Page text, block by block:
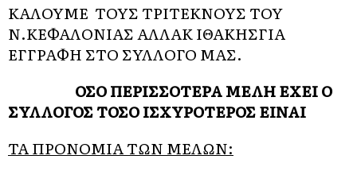
ΚΑΛΟΥΜΕ ΤΟΥΣ ΤΡΙΤΕΚΝΟΥΣ ΤΟΥ
Ν.ΚΕΦΑΛΟΝΙΑΣ ΑΛΛΑΚ ΙΘΑΚΗΣΓΙΑ
ΕΓΓΡΑΦΗ ΣΤΟ ΣΥΛΛΟΓΟ ΜΑΣ.
ΟΣΟ ΠΕΡΙΣΣΟΤΕΡΑ ΜΕΛΗEXEIΟ
ΣΥΛΛΟΓΟΣ ΤΟΣΟ ΙΣΧΥΡΟΤΕΡΟΣ ΕΙΝΑΙ
ΤΑ ΠΡΟΝΟΜΙΑ ΤΩΝ ΜΕΛΩΝ: